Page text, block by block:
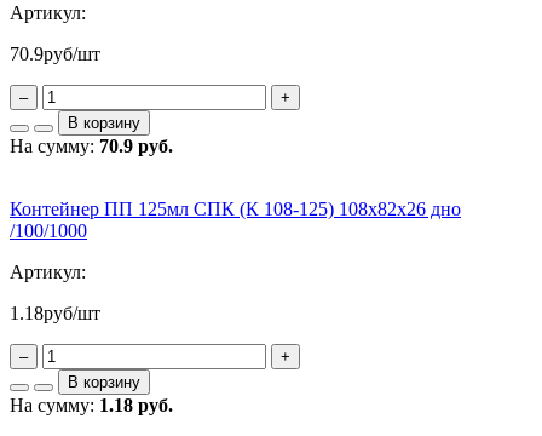
Артикул:
70.9руб/шт
–
+
В корзину
На сумму: 70.9 руб.
Контейнер ПП 125мл СПК (К 108-125) 108х82х26 дно
/100/1000
Артикул:
1.18руб/шт
–
+
В корзину
На сумму: 1.18 руб.